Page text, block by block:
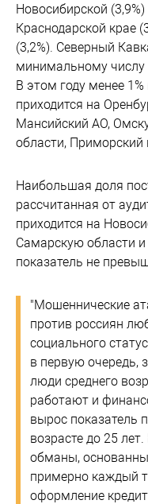
Новосибирской
Краснодарской крае
(3,2%). Северный
минимальному числу
В этом году менее
приходится на
Мансийский АО,
области, Приморский
Наибольшая доля
рассчитанная от
приходится на
Самарскую области
показатель не
"Мошеннические
против россиян
социального
в первую очередь,
люди среднего
работают и
вырос показатель
возрасте до 25
обманы,
примерно каждый
оформление